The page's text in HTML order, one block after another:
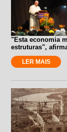
"Esta economia
estruturas",
LER MAIS